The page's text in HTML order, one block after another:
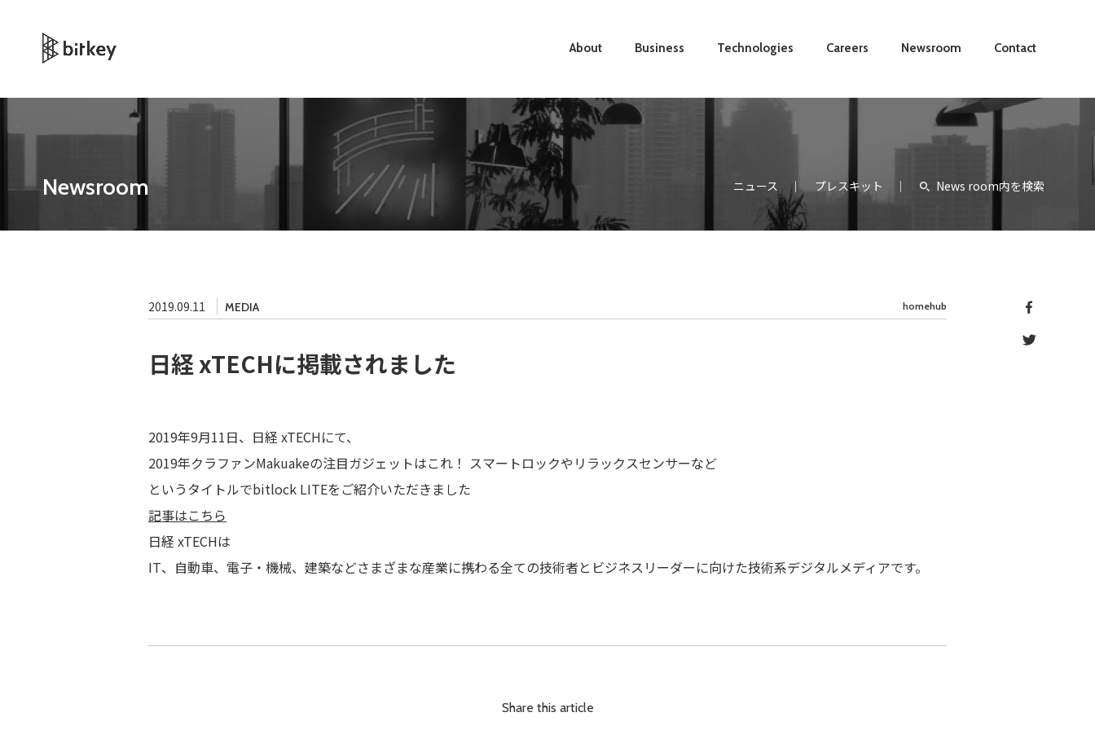
About Business Technologies Careers Newsroom Contact
Newsroom ニュース プレスキット News room内を検索
2019.09.11 MEDIA homehub
日経 xTECHに掲載されました
2019年9月11日、日経 xTECHにて、
2019年クラファンMakuakeの注目ガジェットはこれ！ スマートロックやリラックスセンサーなど
というタイトルでbitlock LITEをご紹介いただきました
記事はこちら
日経 xTECHは
IT、自動車、電子・機械、建築などさまざまな産業に携わる全ての技術者とビジネスリーダーに向けた技術系デジタルメディアです。
Share this article